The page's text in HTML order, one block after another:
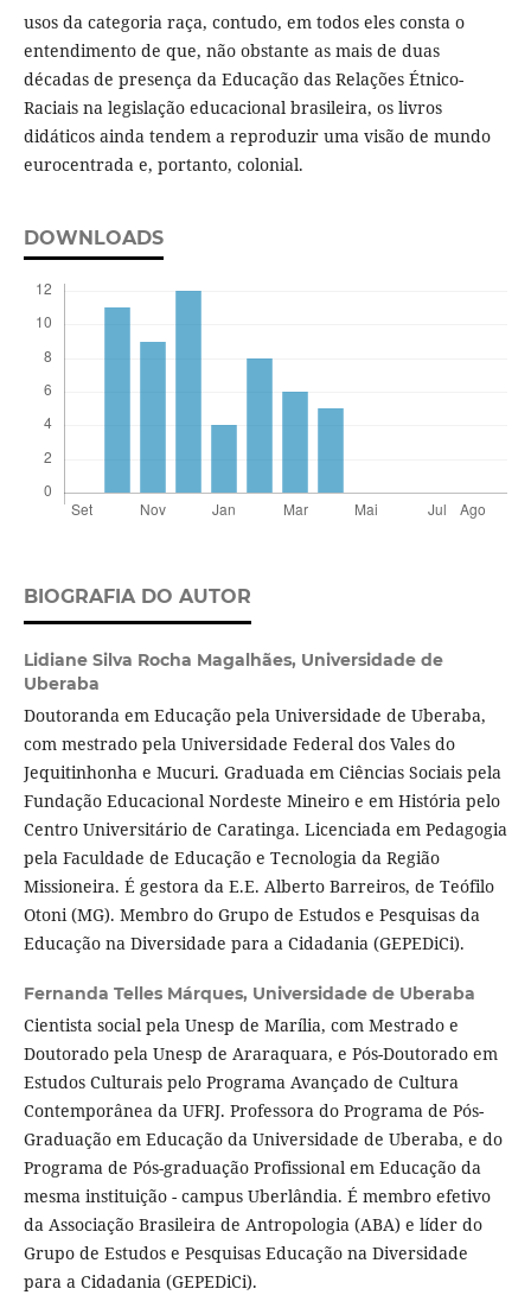
usos da categoria raça, contudo, em todos eles consta o
entendimento de que, não obstante as mais de duas
décadas de presença da Educação das Relações Étnico-
Raciais na legislação educacional brasileira, os livros
didáticos ainda tendem a reproduzir uma visão de mundo
eurocentrada e, portanto, colonial.
DOWNLOADS
BIOGRAFIA DO AUTOR
Lidiane Silva Rocha Magalhães, Universidade de
Uberaba
Doutoranda em Educação pela Universidade de Uberaba,
com mestrado pela Universidade Federal dos Vales do
Jequitinhonha e Mucuri. Graduada em Ciências Sociais pela
Fundação Educacional Nordeste Mineiro e em História pelo
Centro Universitário de Caratinga. Licenciada em Pedagogia
pela Faculdade de Educação e Tecnologia da Região
Missioneira. É gestora da E.E. Alberto Barreiros, de Teófilo
Otoni (MG). Membro do Grupo de Estudos e Pesquisas da
Educação na Diversidade para a Cidadania (GEPEDiCi).
Fernanda Telles Márques, Universidade de Uberaba
Cientista social pela Unesp de Marília, com Mestrado e
Doutorado pela Unesp de Araraquara, e Pós-Doutorado em
Estudos Culturais pelo Programa Avançado de Cultura
Contemporânea da UFRJ. Professora do Programa de Pós-
Graduação em Educação da Universidade de Uberaba, e do
Programa de Pós-graduação Profissional em Educação da
mesma instituição - campus Uberlândia. É membro efetivo
da Associação Brasileira de Antropologia (ABA) e líder do
Grupo de Estudos e Pesquisas Educação na Diversidade
para a Cidadania (GEPEDiCi).